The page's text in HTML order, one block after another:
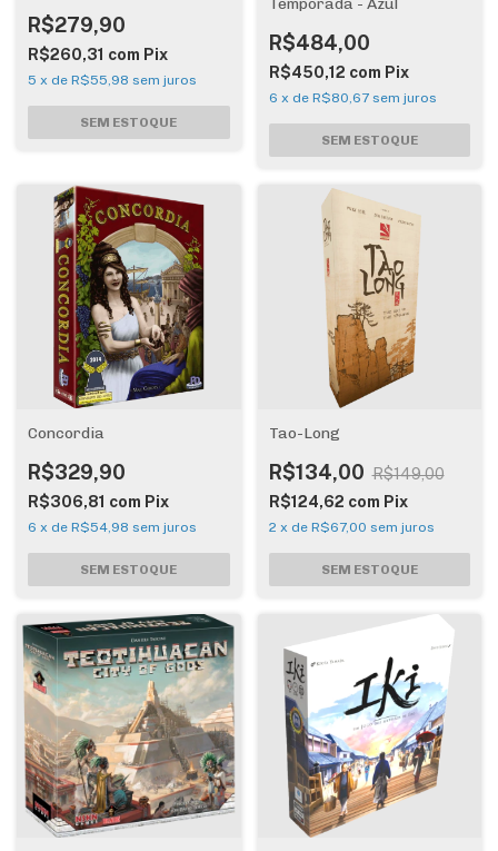
R$279,90
R$260,31 com Pix
5 x de R$55,98 sem juros
Temporada - Azul
R$484,00
R$450,12 com Pix
6 x de R$80,67 sem juros
Concordia
R$329,90
R$306,81 com Pix
6 x de R$54,98 sem juros
Tao-Long
R$134,00 R$149,00
R$124,62 com Pix
2 x de R$67,00 sem juros